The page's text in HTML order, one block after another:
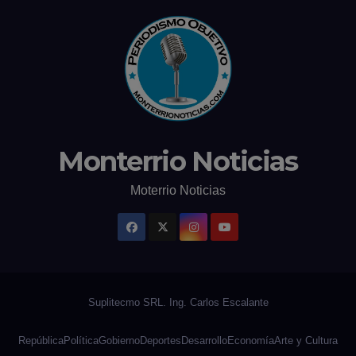
Monterrio Noticias
Moterrio Noticias
RepúblicaPolíticaGobiernoDeportes DesarrolloEconomíaArte y Cultura